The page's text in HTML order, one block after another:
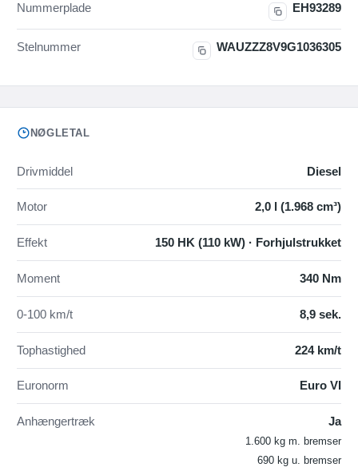
Nummerplade EH93289
Stelnummer WAUZZZ8V9G1036305
NØGLETAL
Drivmiddel Diesel
Motor 2,0 l (1.968 cm³)
Effekt 150 HK (110 kW) · Forhjulstrukket
Moment 340 Nm
0-100 km/t 8,9 sek.
Tophastighed 224 km/t
Euronorm Euro VI
Anhængertræk Ja
1.600 kg m. bremser
690 kg u. bremser